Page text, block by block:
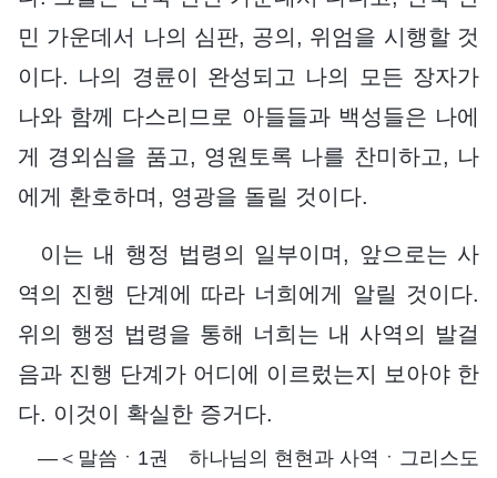
민 가운데서 나의 심판, 공의, 위엄을 시행할 것
이다. 나의 경륜이 완성되고 나의 모든 장자가
나와 함께 다스리므로 아들들과 백성들은 나에
게 경외심을 품고, 영원토록 나를 찬미하고, 나
에게 환호하며, 영광을 돌릴 것이다.
이는 내 행정 법령의 일부이며, 앞으로는 사
역의 진행 단계에 따라 너희에게 알릴 것이다.
위의 행정 법령을 통해 너희는 내 사역의 발걸
음과 진행 단계가 어디에 이르렀는지 보아야 한
다. 이것이 확실한 증거다.
―＜말씀ㆍ1권 하나님의 현현과 사역ㆍ그리스도